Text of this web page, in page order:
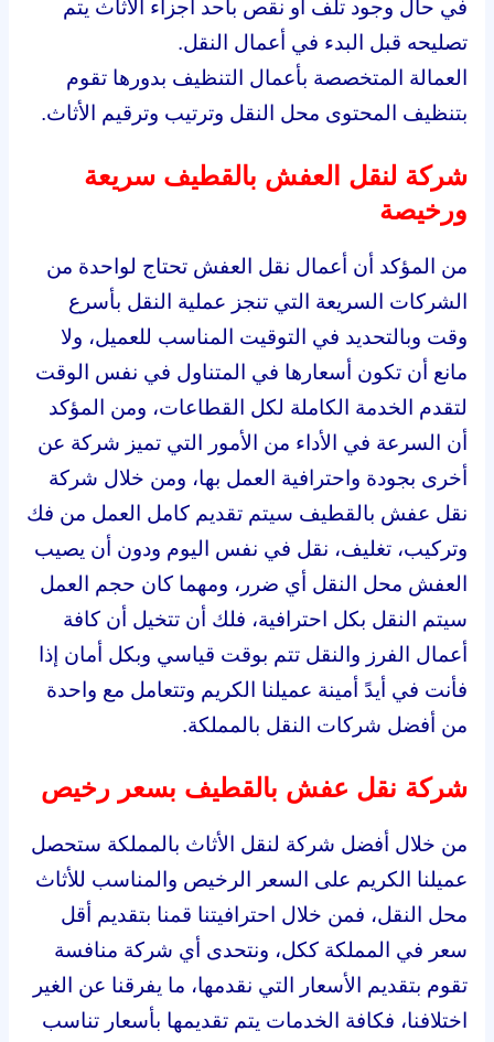
في حال وجود تلف أو نقص بأحد أجزاء الأثاث يتم
تصليحه قبل البدء في أعمال النقل.
العمالة المتخصصة بأعمال التنظيف بدورها تقوم
بتنظيف المحتوى محل النقل وترتيب وترقيم الأثاث.
شركة لنقل العفش بالقطيف سريعة
ورخيصة
من المؤكد أن أعمال نقل العفش تحتاج لواحدة من
الشركات السريعة التي تنجز عملية النقل بأسرع
وقت وبالتحديد في التوقيت المناسب للعميل، ولا
مانع أن تكون أسعارها في المتناول في نفس الوقت
لتقدم الخدمة الكاملة لكل القطاعات، ومن المؤكد
أن السرعة في الأداء من الأمور التي تميز شركة عن
أخرى بجودة واحترافية العمل بها، ومن خلال شركة
نقل عفش بالقطيف سيتم تقديم كامل العمل من فك
وتركيب، تغليف، نقل في نفس اليوم ودون أن يصيب
العفش محل النقل أي ضرر، ومهما كان حجم العمل
سيتم النقل بكل احترافية، فلك أن تتخيل أن كافة
أعمال الفرز والنقل تتم بوقت قياسي وبكل أمان إذا
فأنت في أيدً أمينة عميلنا الكريم وتتعامل مع واحدة
من أفضل شركات النقل بالمملكة.
شركة نقل عفش بالقطيف بسعر رخيص
من خلال أفضل شركة لنقل الأثاث بالمملكة ستحصل
عميلنا الكريم على السعر الرخيص والمناسب للأثاث
محل النقل، فمن خلال احترافيتنا قمنا بتقديم أقل
سعر في المملكة ككل، ونتحدى أي شركة منافسة
تقوم بتقديم الأسعار التي نقدمها، ما يفرقنا عن الغير
اختلافنا، فكافة الخدمات يتم تقديمها بأسعار تناسب